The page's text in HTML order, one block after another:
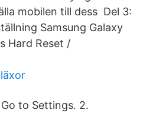
mobilen till dess Del 3:
Samsung Galaxy
Hard Reset /
Go to Settings. 2.